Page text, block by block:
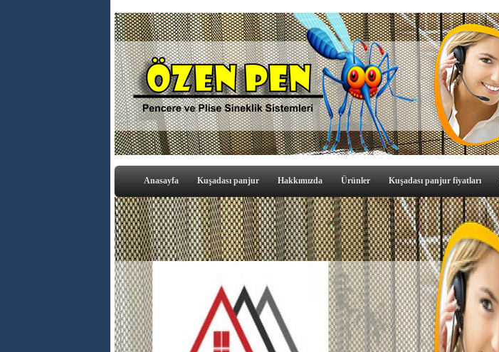
Anasayfa Kuşadası panjur Hakkımızda Ürünler Kuşadası panjur fiyatları